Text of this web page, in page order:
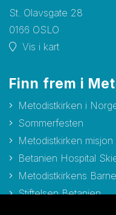
St. Olavsgate 28
0166 OSLO
Vis i kart
Finn frem i
Metodistkirken i
Sommerfesten
Metodistkirken
Betanien Hospital
Metodistkirkens
Stiftelsen Betanien